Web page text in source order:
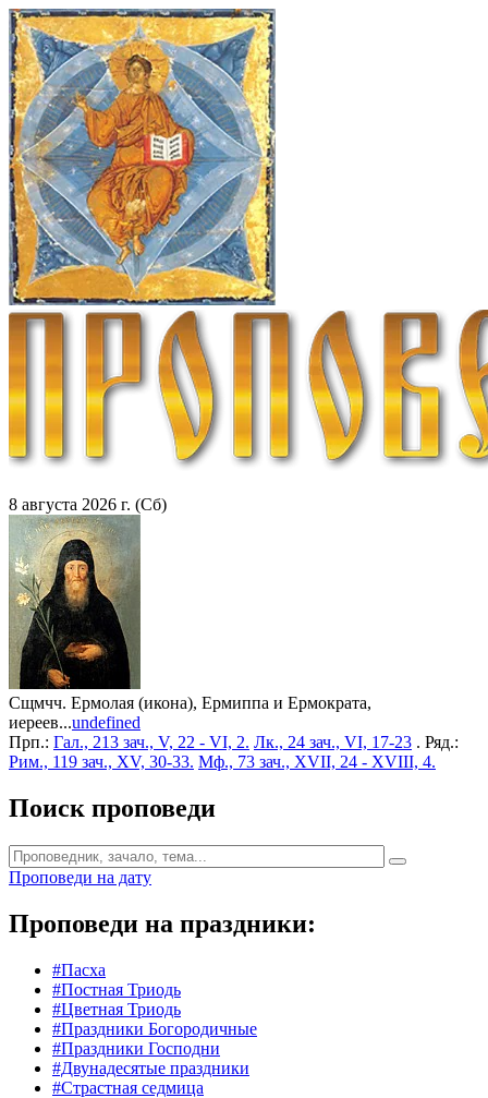
8 августа 2026 г. (Сб)
Сщмчч. Ермолая (икона), Ермиппа и Ермократа,
иереев...undefined
Прп.: Гал., 213 зач., V, 22 - VI, 2. Лк., 24 зач., VI, 17-23 . Ряд.:
Рим., 119 зач., XV, 30-33. Мф., 73 зач., XVII, 24 - XVIII, 4.
Поиск проповеди
Проповеди на дату
Проповеди на праздники:
#Пасха
#Постная Триодь
#Цветная Триодь
#Праздники Богородичные
#Праздники Господни
#Двунадесятые праздники
#Страстная седмица